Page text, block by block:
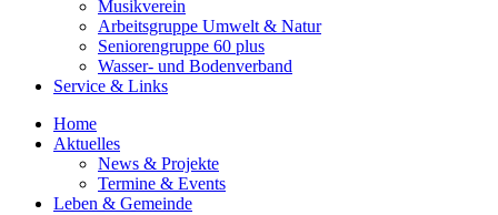
Musikverein
Arbeitsgruppe Umwelt & Natur
Seniorengruppe 60 plus
Wasser- und Bodenverband
Service & Links
Home
Aktuelles
News & Projekte
Termine & Events
Leben & Gemeinde